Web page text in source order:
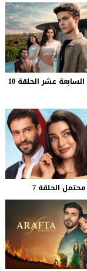
السابعة عشر الحلقة 10
محتمل الحلقة 7